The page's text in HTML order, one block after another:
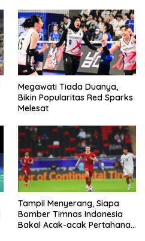
Megawati Tiada Duanya,
Bikin Popularitas Red Sparks
Melesat
Tampil Menyerang, Siapa
Bomber Timnas Indonesia
Bakal Acak-acak Pertahanan